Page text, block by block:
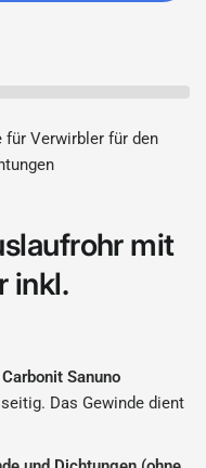
Verwirbler für den
mit
inkl.
Carbonit Sanuno
Das Gewinde dient